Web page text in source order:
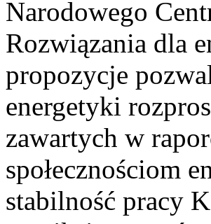
Narodowego
Rozwiązania dla
propozycje
energetyki
zawartych w
społecznościom
stabilność pracy